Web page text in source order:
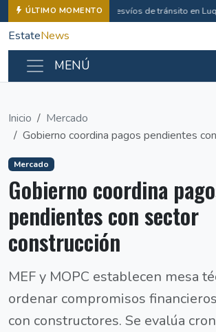
ÚLTIMO MOMENTO Desvíos de tránsito en
EstateNews
MENÚ
Inicio
Mercado
Gobierno coordina pagos pendientes
Mercado
Gobierno coordina
pendientes con sector
construcción
MEF y MOPC establecen mesa
ordenar compromisos
con constructores. Se evalúa